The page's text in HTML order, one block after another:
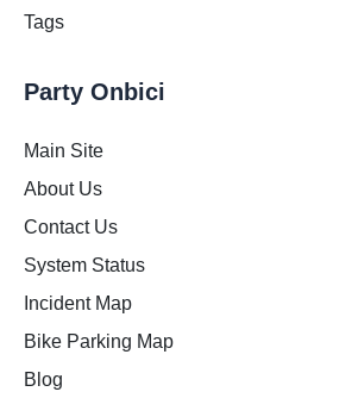
Tags
Party Onbici
Main Site
About Us
Contact Us
System Status
Incident Map
Bike Parking Map
Blog